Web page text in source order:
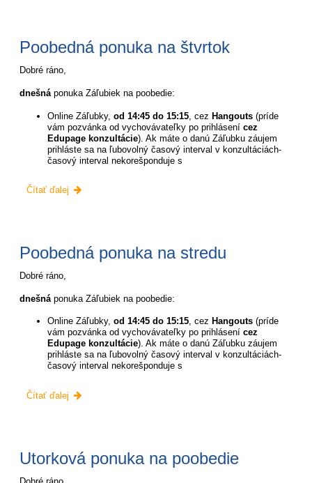
Poobedná ponuka na štvrtok
Dobré ráno,
dnešnáponuka Záľubiek na poobedie:
Online Záľubky,od 14:45 do 15:15 , cez Hangouts(príde
vám pozvánka od vychovávateľky po prihlásenícez
Edupage konzultácie). Ak máte o danú Záľubku záujem
prihláste sa na ľubovolný časový interval v konzultáciách-
časový interval nekorešponduje s
Poobedná
Čítať ďalej
Poobedná ponuka na stredu
Dobré ráno,
dnešná ponuka Záľubiek na poobedie:
Online Záľubky,od 14:45 do 15:15, cez Hangouts(príde
vám pozvánka od vychovávateľky po prihlásenícez
Edupage konzultácie). Ak máte o danú Záľubku záujem
prihláste sa na ľubovolný časový interval v konzultáciách-
časový interval nekorešponduje s
Poobedná
Čítať ďalej
Utorková ponuka na poobedie